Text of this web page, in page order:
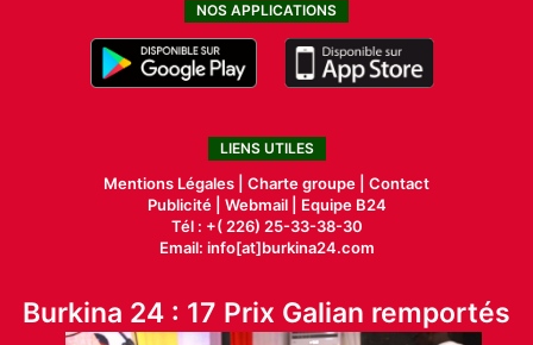
NOS APPLICATIONS
LIENS UTILES
Mentions Légales | Charte groupe | Contact
Publicité| Webmail |
Equipe B24
Tél : +( 226) 25-33-38-30
Email: info[at]burkina24.com
Burkina 24 : 17 Prix Galian remportés